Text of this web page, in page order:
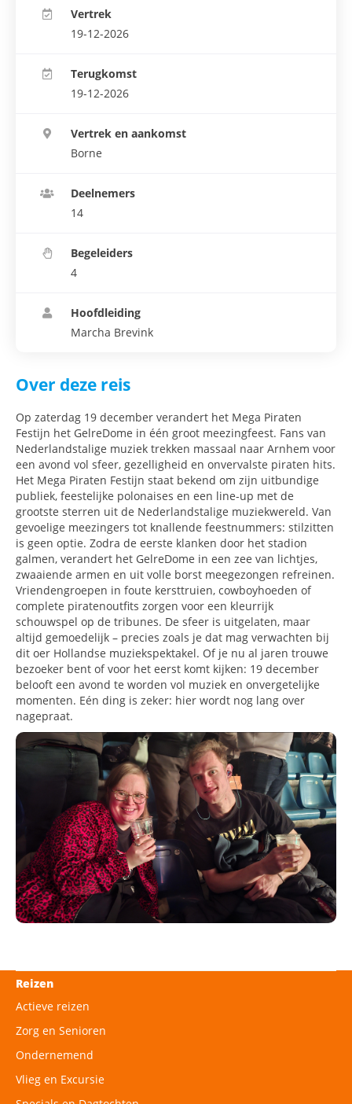
Vertrek
19-12-2026
Terugkomst
19-12-2026
Vertrek en aankomst
Borne
Deelnemers
14
Begeleiders
4
Hoofdleiding
Marcha Brevink
Over deze reis
Op zaterdag 19 december verandert het Mega Piraten
Festijn het GelreDome in één groot meezingfeest. Fans van
Nederlandstalige muziek trekken massaal naar Arnhem voor
een avond vol sfeer, gezelligheid en onvervalste piraten hits.
Het Mega Piraten Festijn staat bekend om zijn uitbundige
publiek, feestelijke polonaises en een line-up met de
grootste sterren uit de Nederlandstalige muziekwereld. Van
gevoelige meezingers tot knallende feestnummers: stilzitten
is geen optie. Zodra de eerste klanken door het stadion
galmen, verandert het GelreDome in een zee van lichtjes,
zwaaiende armen en uit volle borst meegezongen refreinen.
Vriendengroepen in foute kersttruien, cowboyhoeden of
complete piratenoutfits zorgen voor een kleurrijk
schouwspel op de tribunes. De sfeer is uitgelaten, maar
altijd gemoedelijk – precies zoals je dat mag verwachten bij
dit oer Hollandse muziekspektakel. Of je nu al jaren trouwe
bezoeker bent of voor het eerst komt kijken: 19 december
belooft een avond te worden vol muziek en onvergetelijke
momenten. Eén ding is zeker: hier wordt nog lang over
nagepraat.
Reizen
Actieve reizen
Zorg en Senioren
Ondernemend
Vlieg en Excursie